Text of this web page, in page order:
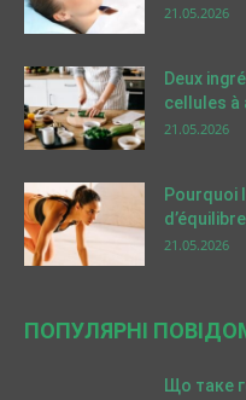
21.05.2026
Deux
cellules à
21.05.2026
Pourquoi
d’équilibre
21.05.2026
ПОПУЛЯРНІ
Що таке